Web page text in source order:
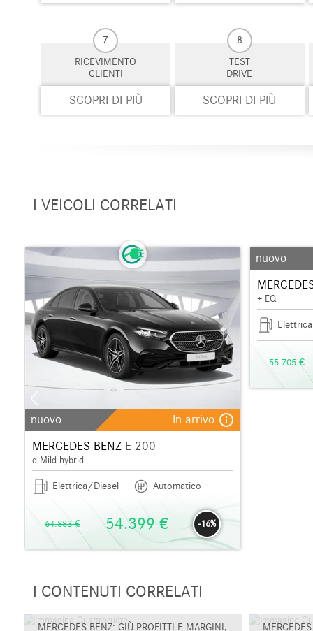
7
RICEVIMENTO
CLIENTI
SCOPRI DI PIÙ
8
TEST
DRIVE
SCOPRI DI PIÙ
I VEICOLI CORRELATI
nuovo In arrivo info_outline
MERCEDES-BENZE 200
d Mild hybrid
Elettrica/Diesel Automatico
64.883 € -16%
54.399 €
nuovo
+ EQ
Elettrica
55.705 €
I CONTENUTI CORRELATI
MERCEDES-BENZ: GIÙ PROFITTI E MARGINI,